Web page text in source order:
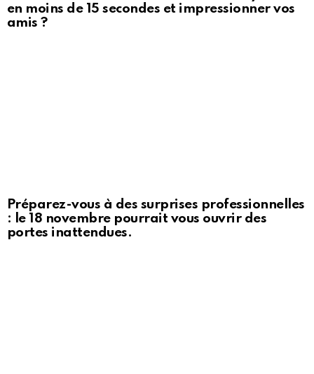
en moins de 15 secondes et impressionner vos
amis ?
Préparez-vous à des surprises professionnelles
: le 18 novembre pourrait vous ouvrir des
portes inattendues.